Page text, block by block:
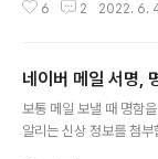
가능합니다. 만약 의심스
보 페이지로 이동해야
정보가 표시된 오른쪽
▼ 왼쪽 사이드 주요 메
6 2 2022. 6.
네이버 메일 서명,
보통 메일 보낼 때 명함
알리는 신상 정보를 첨